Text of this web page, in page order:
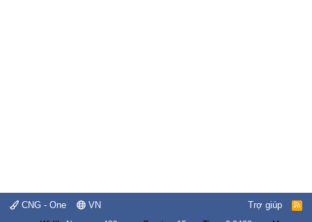
CNG - One VN Trợ giúp
R